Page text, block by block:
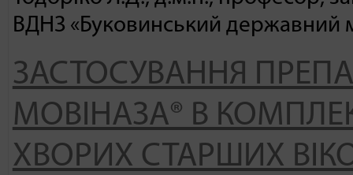
ВДНЗ «Буковинський державний
ЗАСТОСУВАННЯ
МОВІНАЗА® В
ХВОРИХ СТАРШИХ